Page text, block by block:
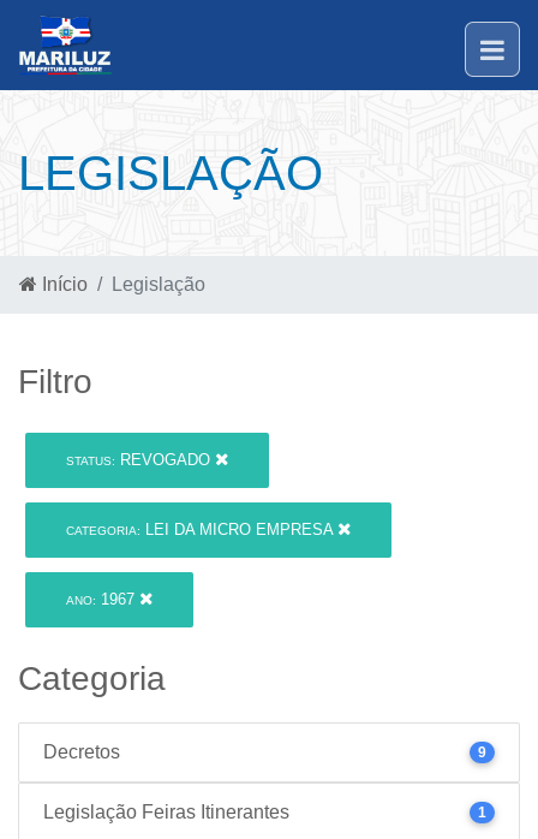
LEGISLAÇÃO
Início Legislação
Filtro
STATUS: REVOGADO
CATEGORIA: LEI DA MICRO EMPRESA
ANO: 1967
Categoria
Decretos 9
Legislação Feiras Itinerantes 1